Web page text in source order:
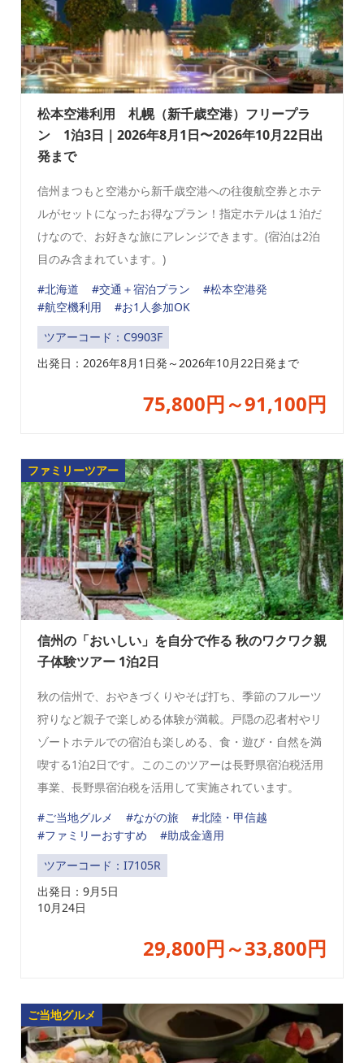
松本空港利用 札幌（新千歳空港）フリープラ
ン 1泊3日｜2026年8月1日〜2026年10月22日出
発まで
信州まつもと空港から新千歳空港への往復航空券とホテ
ルがセットになったお得なプラン！指定ホテルは１泊だ
けなので、お好きな旅にアレンジできます。(宿泊は2泊
目のみ含まれています。)
#北海道
#交通＋宿泊プラン
#松本空港発
#航空機利用
#お1人参加OK
ツアーコード：C9903F
出発日： 2026年8月1日発～2026年10月22日発まで
75,800円～91,100円
ファミリーツアー
信州の「おいしい」を自分で作る 秋のワクワク親
子体験ツアー 1泊2日
秋の信州で、おやきづくりやそば打ち、季節のフルーツ
狩りなど親子で楽しめる体験が満載。戸隠の忍者村やリ
ゾートホテルでの宿泊も楽しめる、食・遊び・自然を満
喫する1泊2日です。このこのツアーは長野県宿泊税活用
事業、長野県宿泊税を活用して実施されています。
#ご当地グルメ
#ながの旅
#北陸・甲信越
#ファミリーおすすめ
#助成金適用
ツアーコード：I7105R
出発日： 9月5日
10月24日
29,800円～33,800円
ご当地グルメ